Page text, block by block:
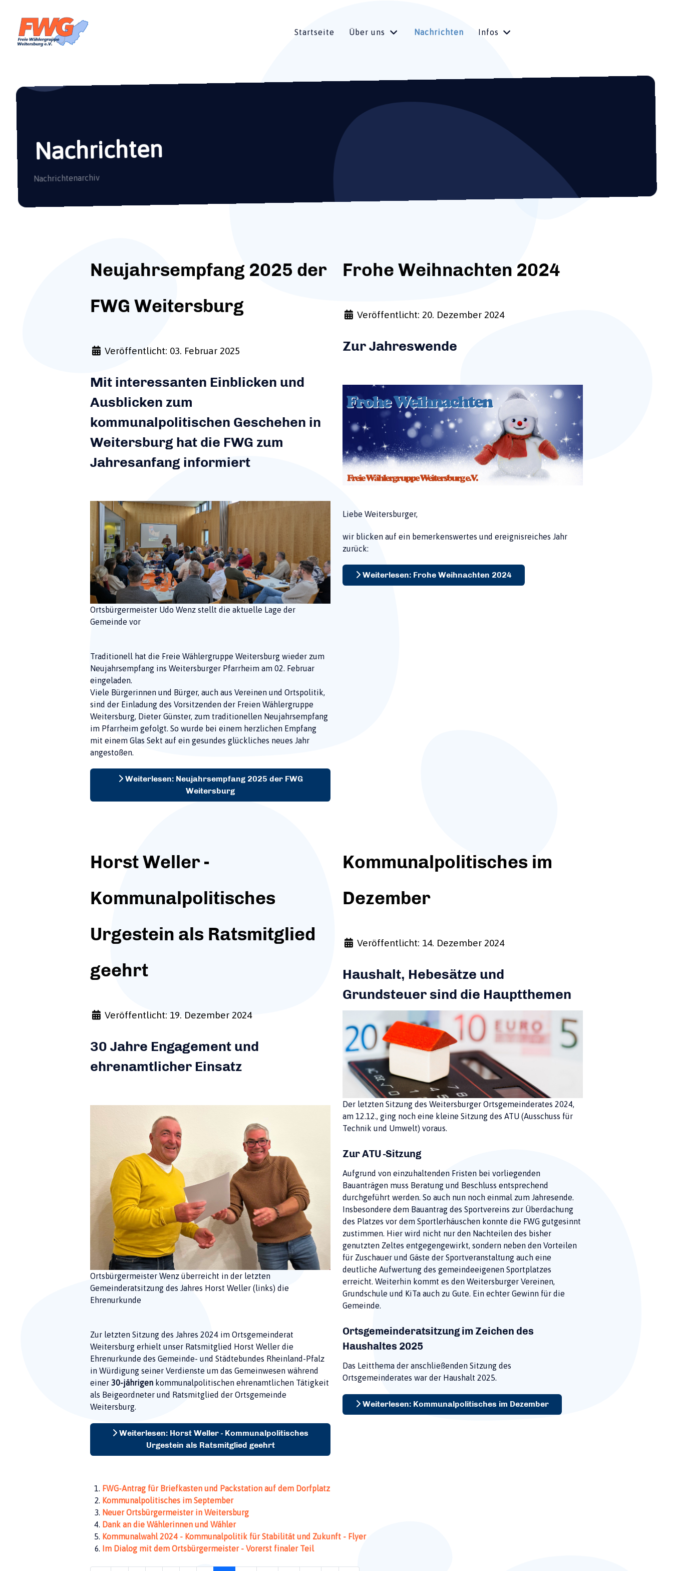
Startseite Über uns Nachrichten Infos
Nachrichten
Nachrichtenarchiv
Neujahrsempfang 2025 der
FWG Weitersburg
Veröffentlicht: 03. Februar 2025
Mit interessanten Einblicken und
Ausblicken zum
kommunalpolitischen Geschehen in
Weitersburg hat die FWG zum
Jahresanfang informiert
Ortsbürgermeister Udo Wenz stellt die aktuelle Lage der
Gemeinde vor
Traditionell hat die Freie Wählergruppe Weitersburg wieder zum
Neujahrsempfang ins Weitersburger Pfarrheim am 02. Februar
eingeladen.
Viele Bürgerinnen und Bürger, auch aus Vereinen und Ortspolitik,
sind der Einladung des Vorsitzenden der Freien Wählergruppe
Weitersburg, Dieter Günster, zum traditionellen Neujahrsempfang
im Pfarrheim gefolgt. So wurde bei einem herzlichen Empfang
mit einem Glas Sekt auf ein gesundes glückliches neues Jahr
angestoßen.
Weiterlesen: Neujahrsempfang 2025 der FWG
Weitersburg
Frohe Weihnachten 2024
Veröffentlicht: 20. Dezember 2024
Zur Jahreswende
Liebe Weitersburger,
wir blicken auf ein bemerkenswertes und ereignisreiches Jahr
zurück:
Weiterlesen: Frohe Weihnachten 2024
Horst Weller -
Kommunalpolitisches
Urgestein als Ratsmitglied
geehrt
Veröffentlicht: 19. Dezember 2024
30 Jahre Engagement und
ehrenamtlicher Einsatz
Ortsbürgermeister Wenz überreicht in der letzten
Gemeinderatsitzung des Jahres Horst Weller (links) die
Ehrenurkunde
Zur letzten Sitzung des Jahres 2024 im Ortsgemeinderat
Weitersburg erhielt unser Ratsmitglied Horst Weller die
Ehrenurkunde des Gemeinde- und Städtebundes Rheinland-Pfalz
in Würdigung seiner Verdienste um das Gemeinwesen während
einer30-jährigen kommunalpolitischen ehrenamtlichen Tätigkeit
als Beigeordneter und Ratsmitglied der Ortsgemeinde
Weitersburg.
Weiterlesen: Horst Weller - Kommunalpolitisches
Urgestein als Ratsmitglied geehrt
Kommunalpolitisches im
Dezember
Veröffentlicht: 14. Dezember 2024
Haushalt, Hebesätze und
Grundsteuer sind die Hauptthemen
Der letzten Sitzung des Weitersburger Ortsgemeinderates 2024,
am 12.12., ging noch eine kleine Sitzung des ATU (Ausschuss für
Technik und Umwelt) voraus.
Zur ATU -Sitzung
Aufgrund von einzuhaltenden Fristen bei vorliegenden
Bauanträgen muss Beratung und Beschluss entsprechend
durchgeführt werden. So auch nun noch einmal zum Jahresende.
Insbesondere dem Bauantrag des Sportvereins zur Überdachung
des Platzes vor dem Sportlerhäuschen konnte die FWG gutgesinnt
zustimmen. Hier wird nicht nur den Nachteilen des bisher
genutzten Zeltes entgegengewirkt, sondern neben den Vorteilen
für Zuschauer und Gäste der Sportveranstaltung auch eine
deutliche Aufwertung des gemeindeeigenen Sportplatzes
erreicht. Weiterhin kommt es den Weitersburger Vereinen,
Grundschule und KiTa auch zu Gute. Ein echter Gewinn für die
Gemeinde.
Ortsgemeinderatsitzung im Zeichen des
Haushaltes 2025
Das Leitthema der anschließenden Sitzung des
Ortsgemeinderates war der Haushalt 2025.
Weiterlesen: Kommunalpolitisches im Dezember
FWG-Antrag für Briefkasten und Packstation auf dem Dorfplatz
Kommunalpolitisches im September
Neuer Ortsbürgermeister in Weitersburg
Dank an die Wählerinnen und Wähler
Kommunalwahl 2024 - Kommunalpolitik für Stabilität und Zukunft - Flyer
Im Dialog mit dem Ortsbürgermeister - Vorerst finaler Teil